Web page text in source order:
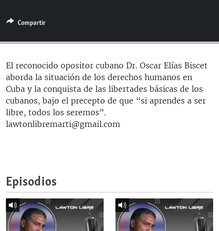
ESPECIALES
ESPECIALES
LA REALIDAD DE LA VIVIENDA EN CUBA
SER VIEJO EN CUBA
KENTU-CUBANO
LOS SANTOS DE HIALEAH
DESINFORMACIÓN RUSA EN AMÉRICA LATINA
MULTIMEDIA
EDITORIALES
SÍGUENOS
Compartir
El reconocido opositor cubano Dr. Oscar Elías Biscet
aborda la situación de los derechos humanos en
Cuba y la conquista de las libertades básicas de los
cubanos, bajo el precepto de que “si aprendes a ser
libre, todos los seremos”.
lawtonlibremarti@gmail.com
Episodios